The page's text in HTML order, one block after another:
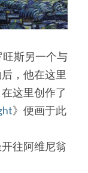
斯另一个与
，他在这里
这里创作了
》便画于此
往阿维尼翁